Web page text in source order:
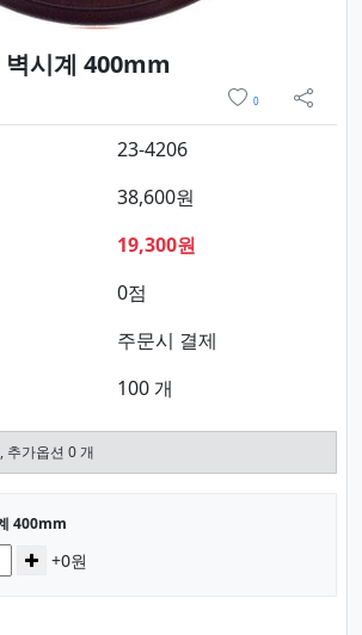
벽시계 400mm
0
sns 공
23-4206
38,600원
19,300원
0점
주문시 결제
100 개
추가옵션 0 개
400mm
증가+0원